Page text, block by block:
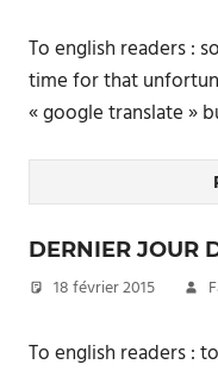
To english readers :
time for that
« google translate »
DERNIER JOUR
18 février 2015
To english readers :